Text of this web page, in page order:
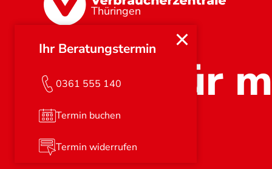
Ihr Beratungstermin
0361 555 140
Termin buchen
Termin widerrufen
Thüringen
Stark für